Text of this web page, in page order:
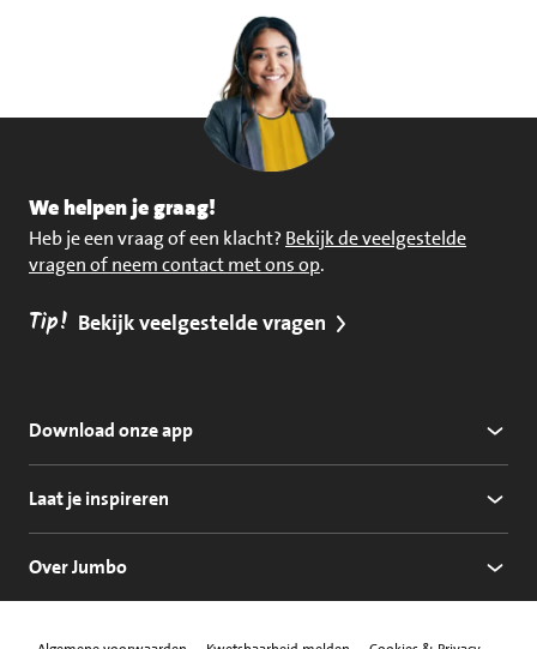
We helpen je graag!
Heb je een vraag of een klacht? Bekijk de veelgestelde
vragen of neem contact met ons op.
Tip! Bekijk veelgestelde vragen
Download onze app
Laat je inspireren
Over Jumbo